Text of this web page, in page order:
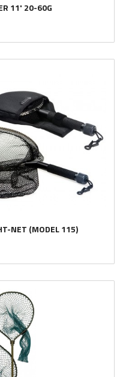
11' 20-60G
NET (MODEL 115)